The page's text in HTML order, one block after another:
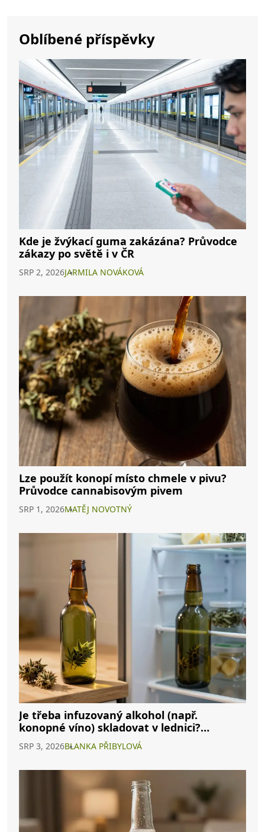
Oblíbené příspěvky
Kde je žvýkací guma zakázána? Průvodce
zákazy po světě i v ČR
SRP 2, 2026JARMILA NOVÁKOVÁ
Lze použít konopí místo chmele v pivu?
Průvodce cannabisovým pivem
SRP 1, 2026MATĚJ NOVOTNÝ
Je třeba infuzovaný alkohol (např.
konopné víno) skladovat v lednici?
Kompletní průvodce
SRP 3, 2026BLANKA PŘIBYLOVÁ